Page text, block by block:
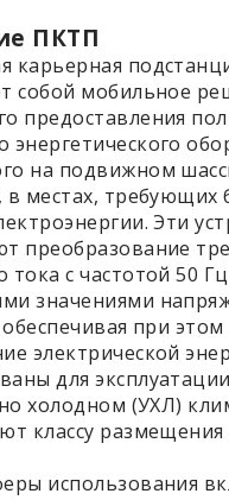
ПКТП
карьерная
собой мобильное
предоставления
энергетического
на подвижном
в местах, требующих
Эти
преобразование
тока с частотой 50
значениями
при
электрической
для
холодном (УХЛ)
классу
использования